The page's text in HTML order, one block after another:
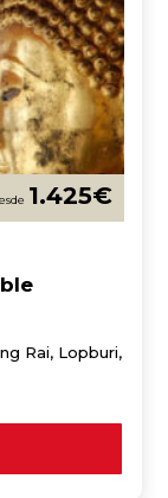
1.425€
Rai, Lopburi,